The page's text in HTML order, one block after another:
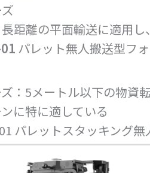
距離の平面輸送に適用
パレット無人搬送型フ
：5メートル以下の物資
に特に適している
パレットスタッキング